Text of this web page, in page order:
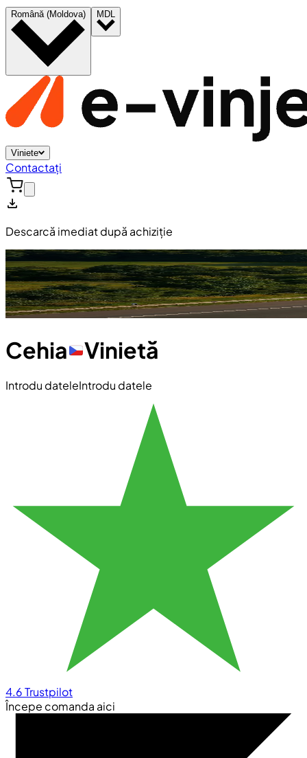
Română (Moldova) MDL
Viniete
Contactați
Descarcă imediat după achiziție
Cehia Vinietă
Introdu dateleIntrodu datele
4.6Trustpilot
Începe comanda aici